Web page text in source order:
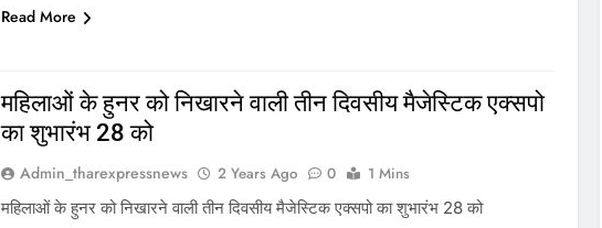
Read More
महिलाओं के हुनर को निखारने वाली तीन दिवसीय मैजेस्टिक एक्सपो
का शुभारंभ 28 को
Admin_tharexpressnews 2 Years Ago 0
1 Mins
महिलाओं के हुनर को निखारने वाली तीन दिवसीय मैजेस्टिक एक्सपो का शुभारंभ 28 को